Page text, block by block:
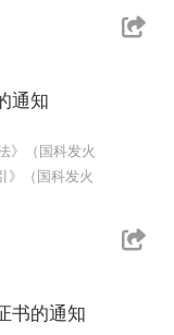
通知
》（国科发火
》（国科发火
书的通知